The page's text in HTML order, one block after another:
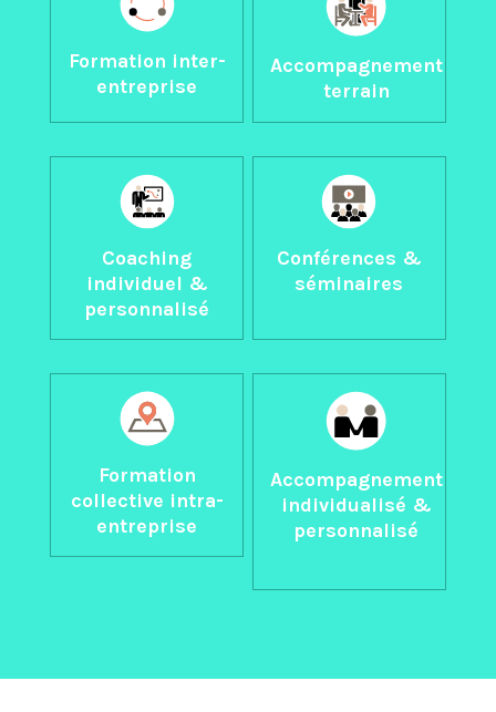
Formation inter-
entreprise
Accompagnement
terrain
Coaching
individuel &
personnalisé
Conférences &
séminaires
Formation
collective intra-
entreprise
Accompagnement
individualisé &
personnalisé